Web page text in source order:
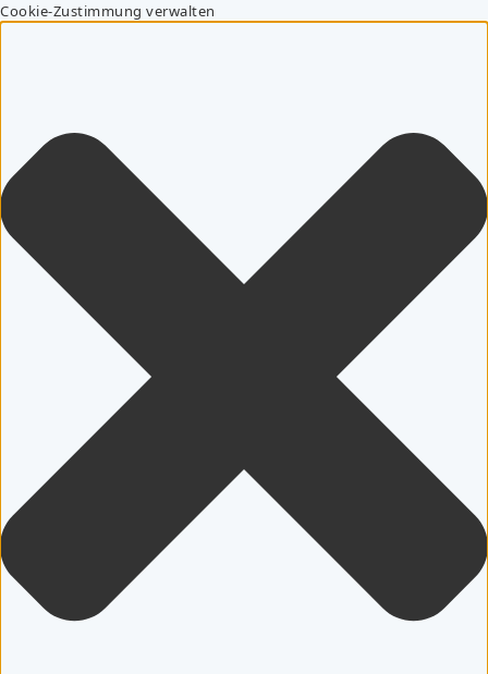
Cookie-Zustimmung verwalten